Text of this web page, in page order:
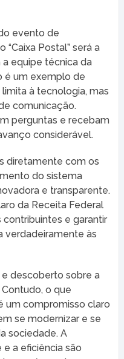
evento de
Postal” será a
equipe técnica da
é um exemplo de
à tecnologia, mas
comunicação.
perguntas e recebam
considerável.
diretamente com os
do sistema
e transparente.
da Receita Federal
e garantir
verdadeiramente às
descoberto sobre a
Contudo, o que
um compromisso claro
se modernizar e se
sociedade. A
e a eficiência são